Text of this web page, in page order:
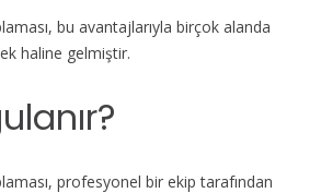
bu avantajlarıyla birçok alanda
haline gelmiştir.
profesyonel bir ekip tarafından